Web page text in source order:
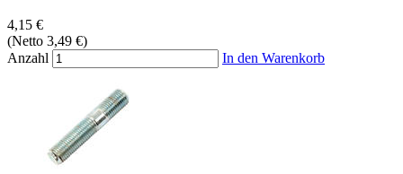
4,15 €
(Netto 3,49 €)
Anzahl
In den Warenkorb